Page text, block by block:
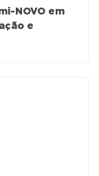
NOVO em
e